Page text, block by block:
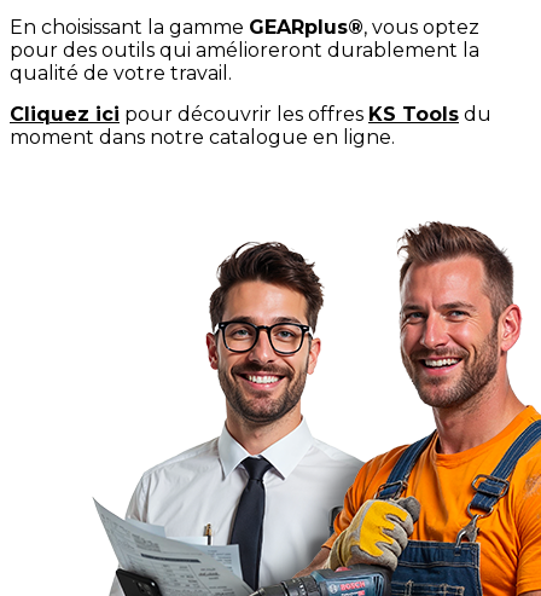
En choisissant la gamme GEARplus®, vous optez
pour des outils qui amélioreront durablement la
qualité de votre travail.
Cliquez ici pour découvrir les offres KS Tools du
moment dans notre catalogue en ligne.